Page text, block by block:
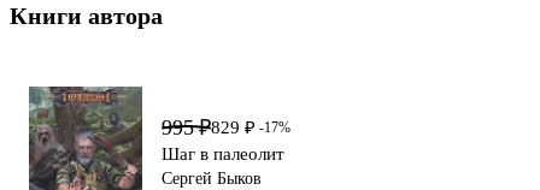
Книги автора
995 ₽829 ₽ -17%
Шаг в палеолит
Сергей Быков